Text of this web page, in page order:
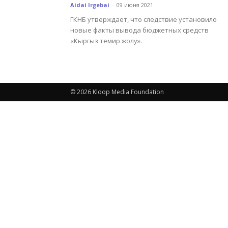
Aidai Irgebai - 09 июня 2021
ГКНБ утверждает, что следствие установило
новые факты вывода бюджетных средств
«Кыргыз темир жолу».
© 2026 Kloop Media Foundation